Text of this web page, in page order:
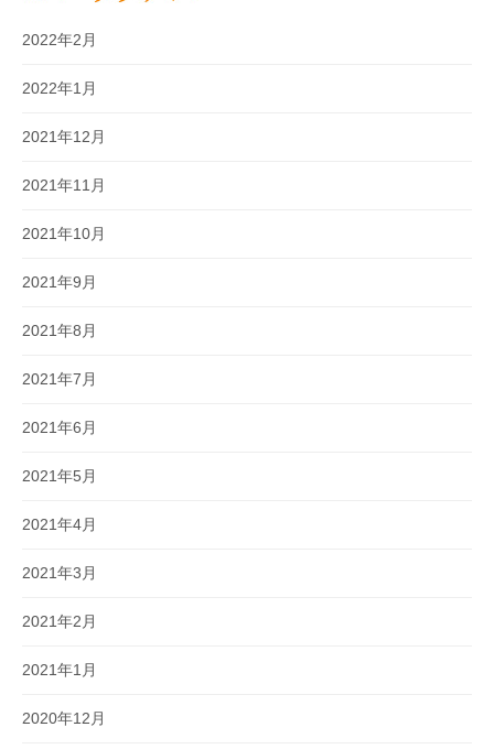
2022年2月
2022年1月
2021年12月
2021年11月
2021年10月
2021年9月
2021年8月
2021年7月
2021年6月
2021年5月
2021年4月
2021年3月
2021年2月
2021年1月
2020年12月